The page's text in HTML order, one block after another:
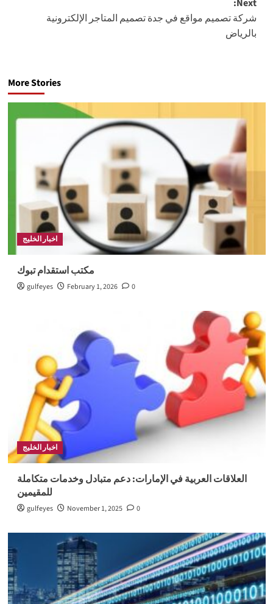
Next:
شركة تصميم مواقع في جدة تصميم المتاجر الإلكترونية
بالرياض
More Stories
اخبار الخليج
مكتب استقدام تبوك
gulfeyes February 1, 2026 0
اخبار الخليج
العلاقات العربية في الإمارات: دعم متبادل وخدمات متكاملة
للمقيمين
gulfeyes November 1, 2025 0